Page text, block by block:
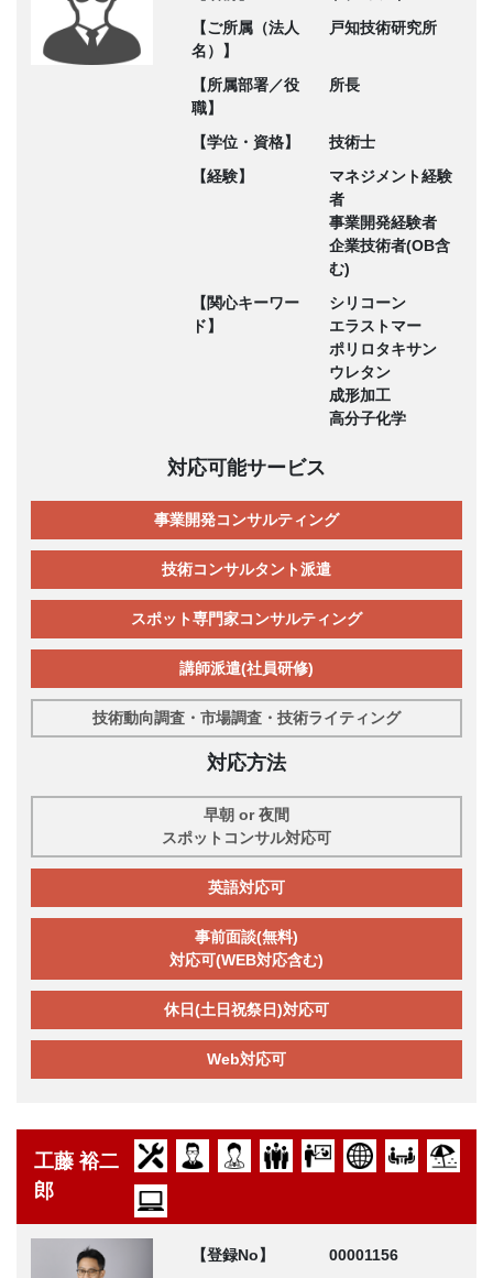
【ご所属（法人
名）】
戸知技術研究所
【所属部署／役
職】
所長
【学位・資格】
技術士
【経験】
マネジメント経験
者
事業開発経験者
企業技術者(OB含
む)
【関心キーワー
ド】
シリコーン
エラストマー
ポリロタキサン
ウレタン
成形加工
高分子化学
対応可能サービス
事業開発コンサルティング
技術コンサルタント派遣
スポット専門家コンサルティング
講師派遣(社員研修)
技術動向調査・市場調査・技術ライティング
対応方法
早朝 or 夜間
スポットコンサル対応可
英語対応可
事前面談(無料)
対応可(WEB対応含む)
休日(土日祝祭日)対応可
Web対応可
工藤 裕二
郎
【登録No】
00001156